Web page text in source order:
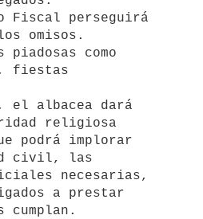
omisos.
fiestas
el albacea dará
religiosa
podrá implorar
civil, las
necesarias,
a prestar
cumplan.